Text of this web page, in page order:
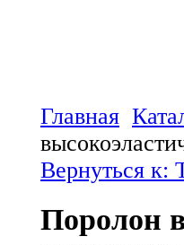
Главная
Вернуться к:
Поролон